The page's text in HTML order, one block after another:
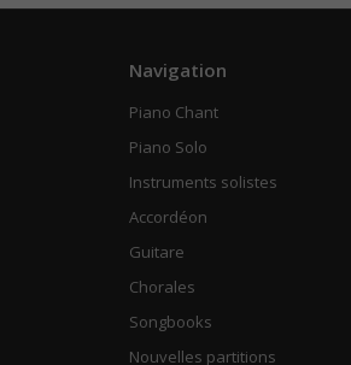
Navigation
Piano Chant
Piano Solo
Instruments solistes
Accordéon
Guitare
Chorales
Songbooks
Nouvelles partitions